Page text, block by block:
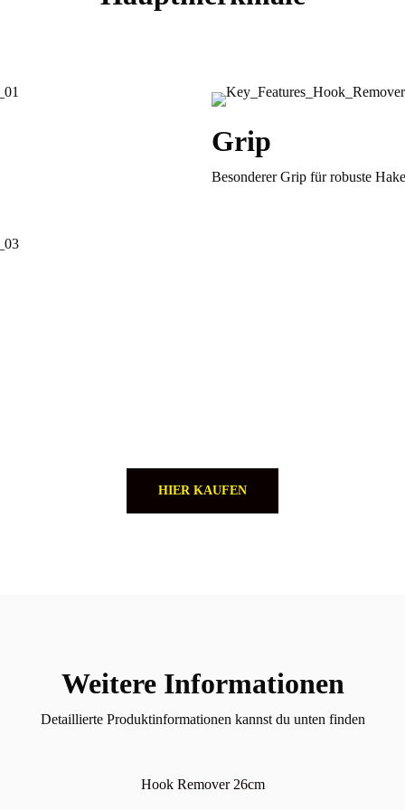
Grip
Besonderer Grip für robuste
HIER KAUFEN
Weitere Informationen
Detaillierte Produktinformationen kannst du unten finden
Hook Remover 26cm